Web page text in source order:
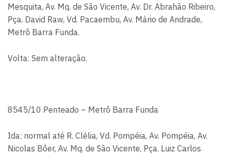
Mesquita, Av. Mq. de São Vicente, Av. Dr. Abrahão Ribeiro,
Pça. David Raw, Vd. Pacaembu, Av. Mário de Andrade,
Metrô Barra Funda.
Volta: Sem alteração.
8545/10 Penteado – Metrô Barra Funda
Ida: normal até R. Clélia, Vd. Pompéia, Av. Pompéia, Av.
Nicolas Bôer, Av. Mq. de São Vicente, Pça. Luiz Carlos